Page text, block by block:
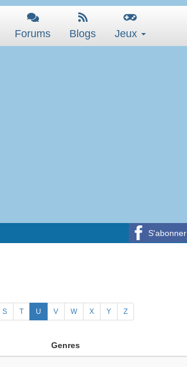
Forums Blogs Jeux
S'abonner
S T U V W X Y Z
Genres